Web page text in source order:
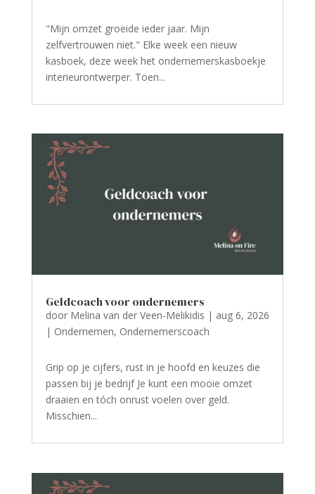
"Mijn omzet groeide ieder jaar. Mijn
zelfvertrouwen niet." Elke week een nieuw
kasboek, deze week het ondernemerskasboekje
interieurontwerper. Toen...
Geldcoach voor ondernemers
door Melina van der Veen-Melikidis | aug 6, 2026
| Ondernemen, Ondernemerscoach
Grip op je cijfers, rust in je hoofd en keuzes die
passen bij je bedrijf Je kunt een mooie omzet
draaien en tóch onrust voelen over geld.
Misschien...